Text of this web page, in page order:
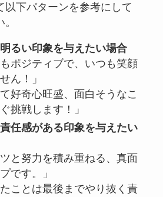
以下パターンを参考にして
るい印象を与えたい場合
もポジティブで、いつも笑顔
ん！」
て好奇心旺盛、面白そうなこ
挑戦します！」
任感がある印象を与えたい
ツと努力を積み重ねる、真面
です。」
たことは最後までやり抜く責